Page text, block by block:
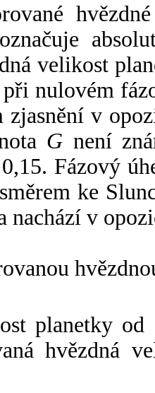
velikost
při nulovém
zjasnění v
G není
Fázový
ke
nachází v
planetky od
hvězdná